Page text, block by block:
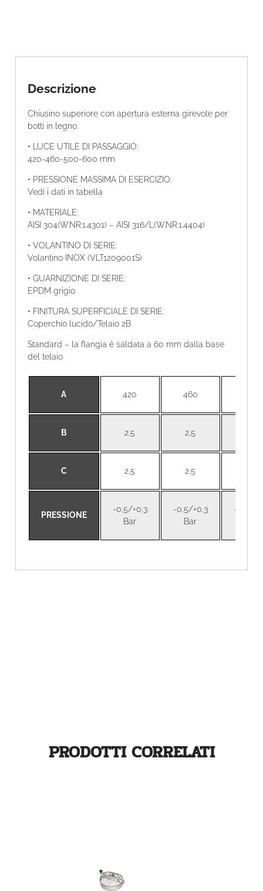
Descrizione
Chiusino superiore con apertura esterna girevole per
botti in legno.
• LUCE UTILE DI PASSAGGIO:
420-460-500-600 mm
• PRESSIONE MASSIMA DI ESERCIZIO:
Vedi i dati in tabella
• MATERIALE:
AISI 304(W.NR.1.4301) – AISI 316/L(W.NR.1.4404)
• VOLANTINO DI SERIE:
Volantino INOX (VLT1209001S)
• GUARNIZIONE DI SERIE:
EPDM grigio
• FINITURA SUPERFICIALE DI SERIE:
Coperchio lucido/Telaio 2B
Standard – la flangia è saldata a 60 mm dalla base
del telaio
A 420 460
B 2,5 2,5
C 2,5 2,5
PRESSIONE
-0,5/+0,3
Bar
-0,5/+0,3
Bar
-0,5/
PRODOTTI CORRELATI